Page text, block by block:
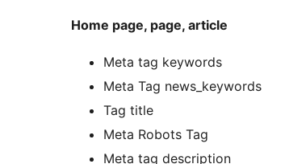
Home page, page, article
Meta tag keywords
Meta Tag news_keywords
Tag title
Meta Robots Tag
Meta tag description